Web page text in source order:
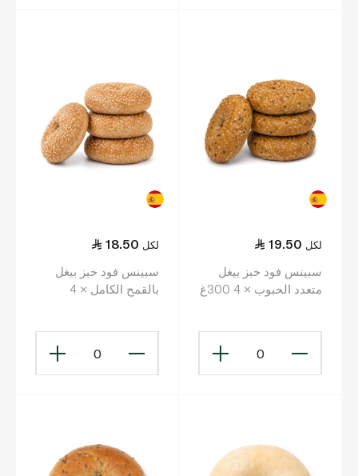
19.50 لكل
سبينس فود خبز بيغل
متعدد الحبوب × 4 300غ
0
18.50 لكل
سبينس فود خبز بيغل
بالقمح الكامل × 4
0